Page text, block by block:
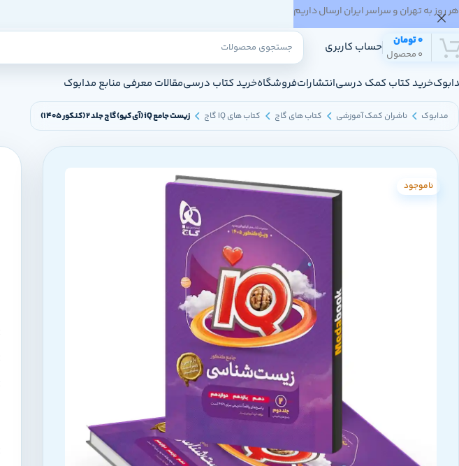
0 محصول
0تومان حساب کاربری
خرید کتاب کمک درسیانتشاراتفروشگاهخرید کتاب درسیمقالات معرفی منابع مدابوک
مدابوک ناشران کمک آموزشی کتاب های گاج کتاب های IQ گاج زیست جامع iQ (آی کیو) گاج جلد 2 (کنکور 1405)
ناموجود
هر روز به تهران و سراسر ایران ارسال داریم